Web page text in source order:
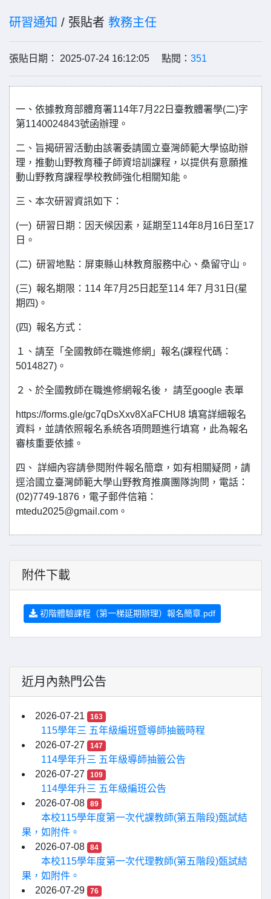
研習通知 / 張貼者 教務主任
張貼日期： 2025-07-24 16:12:05 點閱： 351
一、依據教育部體育署114年7月22日臺教體署學(二)字
第1140024843號函辦理。
二、旨揭研習活動由該署委請國立臺灣師範大學協助辦
理，推動山野教育種子師資培訓課程，以提供有意願推
動山野教育課程學校教師強化相關知能。
三、本次研習資訊如下：
(一) 研習日期：因天候因素，延期至114年8月16日至17
日。
(二) 研習地點：屏東縣山林教育服務中心、桑留守山。
(三) 報名期限：114 年7月25日起至114 年7 月31日(星
期四)。
(四) 報名方式：
１、請至「全國教師在職進修網」報名(課程代碼：
5014827)。
２、於全國教師在職進修網報名後， 請至google 表單
https://forms.gle/gc7qDsXxv8XaFCHU8 填寫詳細報名
資料，並請依照報名系統各項問題進行填寫，此為報名
審核重要依據。
四、 詳細內容請參閱附件報名簡章，如有相關疑問，請
逕洽國立臺灣師範大學山野教育推廣團隊詢問，電話：
(02)7749-1876，電子郵件信箱：
mtedu2025@gmail.com。
附件下載
初階體驗課程（第一梯延期辦理）報名簡章.pdf
近月內熱門公告
2026-07-21 163
115學年三 五年級編班暨導師抽籤時程
2026-07-27
147
114學年升三 五年級導師抽籤公告
2026-07-27
109
114學年升三 五年級編班公告
2026-07-08
89
本校115學年度第一次代課教師(第五階段)甄試結
果，如附件。
2026-07-08
84
本校115學年度第一次代理教師(第五階段)甄試結
果，如附件。
2026-07-29
76